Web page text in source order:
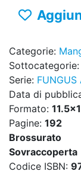
Categorie:
Sottocategorie:
Serie: FUNGUS
Data di
Formato:
Pagine: 192
Brossurato
Sovraccoperta
Codice ISBN: